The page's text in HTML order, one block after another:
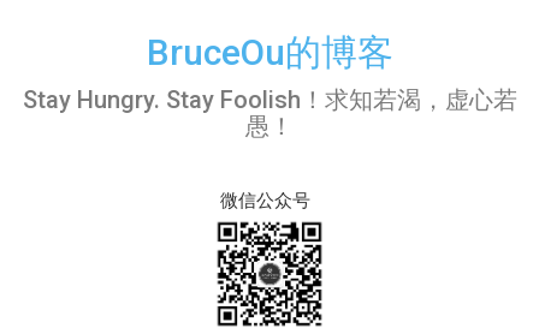
BruceOu的博客
Stay Hungry. Stay Foolish！求知若渴，虚心若
愚！
微信公众号